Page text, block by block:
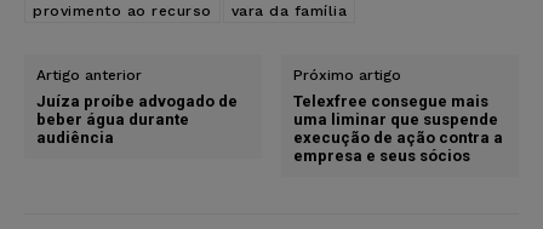
provimento ao recurso
vara da família
Artigo anterior
Juíza proíbe advogado de
beber água durante
audiência
Próximo artigo
Telexfree consegue mais
uma liminar que suspende
execução de ação contra a
empresa e seus sócios